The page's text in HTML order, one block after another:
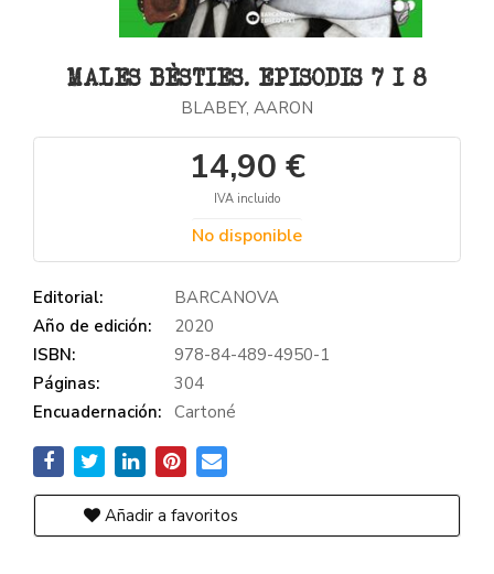
MALES BÈSTIES. EPISODIS 7 I 8
BLABEY, AARON
14,90 €
IVA incluido
No disponible
Editorial:
BARCANOVA
Año de edición:
2020
ISBN:
978-84-489-4950-1
Páginas:
304
Encuadernación: Cartoné
Añadir a favoritos